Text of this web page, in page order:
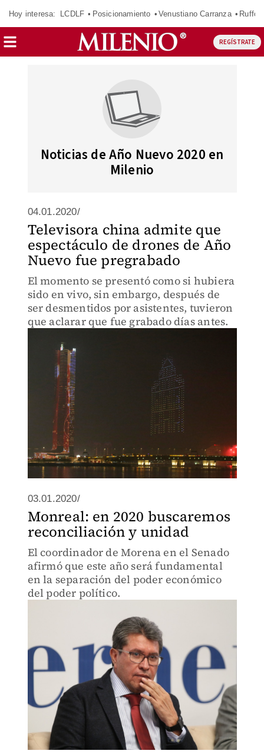
Hoy interesa: LCDLF Posicionamiento Venustiano Carranza Ruffo
REGÍSTRATE
Noticias de Año Nuevo 2020 en
Milenio
04.01.2020/
Televisora china admite que
espectáculo de drones de Año
Nuevo fue pregrabado
El momento se presentó como si hubiera
sido en vivo, sin embargo, después de
ser desmentidos por asistentes, tuvieron
que aclarar que fue grabado días antes.
03.01.2020/
Monreal: en 2020 buscaremos
reconciliación y unidad
El coordinador de Morena en el Senado
afirmó que este año será fundamental
en la separación del poder económico
del poder político.